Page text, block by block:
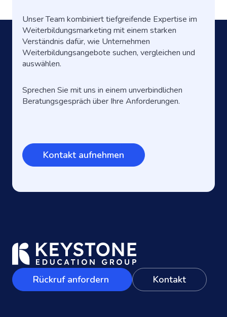
Unser Team kombiniert tiefgreifende Expertise im
Weiterbildungsmarketing mit einem starken
Verständnis dafür, wie Unternehmen
Weiterbildungsangebote suchen, vergleichen und
auswählen.
Sprechen Sie mit uns in einem unverbindlichen
Beratungsgespräch über Ihre Anforderungen.
Kontakt aufnehmen
Rückruf anfordern Kontakt